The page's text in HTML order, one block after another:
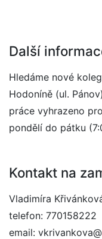
Další
Hledáme nové
Hodoníně (ul.
práce vyhrazeno
pondělí do pátku
Kontakt na
Vladimíra
telefon: 770158222
email: